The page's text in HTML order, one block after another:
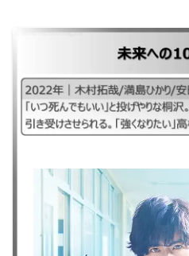
｜未来へのテンカウント、未来へのてん
と、みらいてんかうんと#みらてん#み
かり/安田顕/髙橋海人｜ドラマ/S1 ｜「
沢。強引に母校ボクシング部コーチを
い」高校生に熱いものがよみがえってく